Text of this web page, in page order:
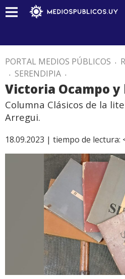
PORTAL MEDIOS PÚBLICOS .
. SERENDIPIA .
Victoria Ocampo y
Columna Clásicos de la
Arregui.
18.09.2023 | tiempo de lectura: